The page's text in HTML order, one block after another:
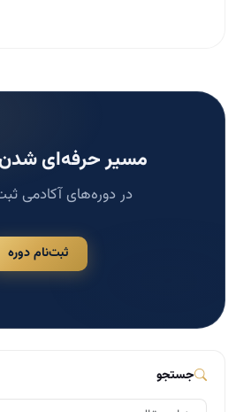
مسیر حرفه‌ای شدن
در دوره‌های آکادمی
ثبت‌نام دوره
جستجو